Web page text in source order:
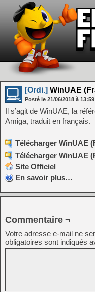
[Ordi.] WinUAE
Posté le 21/06/2018 à 13:59
Il s’agit de WinUAE, la
Amiga, traduit en français.
Télécharger WinUAE
Télécharger WinUAE
Site Officiel
En savoir plus…
Commentaire ¬
Votre adresse e-mail ne
obligatoires sont indiqués